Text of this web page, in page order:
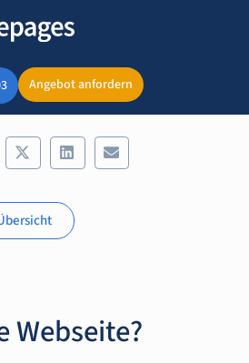
Angebot anfordern
Webseite?